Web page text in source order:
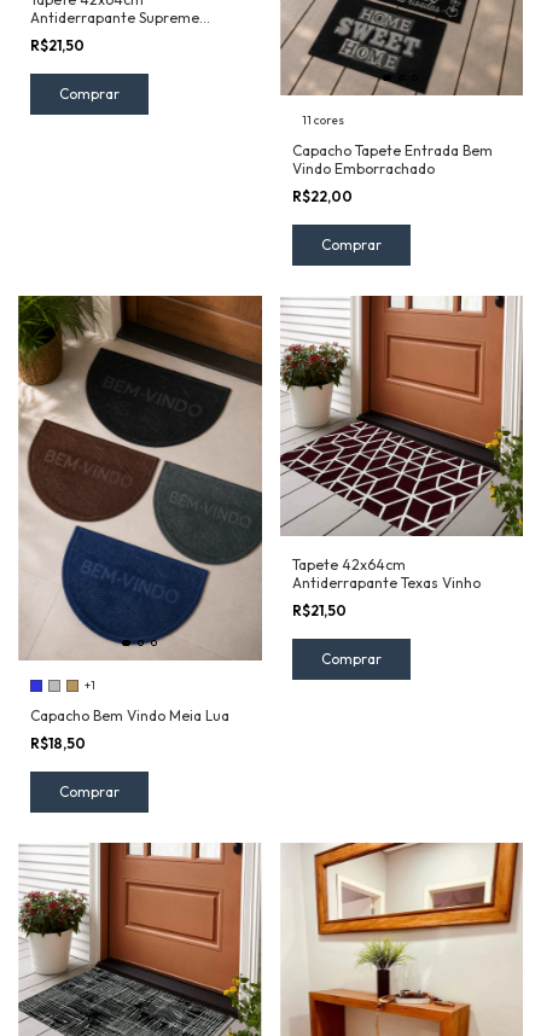
Antiderrapante Supreme
Marrom
R$21,50
11 cores
Capacho Tapete Entrada Bem
Vindo Emborrachado
R$22,00
Comprar
+1
Capacho Bem Vindo Meia Lua
R$18,50
Comprar
Tapete 42x64cm
Antiderrapante Texas Vinho
R$21,50